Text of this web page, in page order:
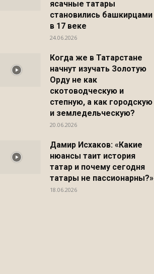
ясачные татары
становились башкирцами
в 17 веке
24.06.2026
Когда же в Татарстане
начнут изучать Золотую
Орду не как
скотоводческую и
степную, а как городскую
и земледельческую?
20.06.2026
Дамир Исхаков: «Какие
нюансы таит история
татар и почему сегодня
татары не пассионарны?»
18.06.2026